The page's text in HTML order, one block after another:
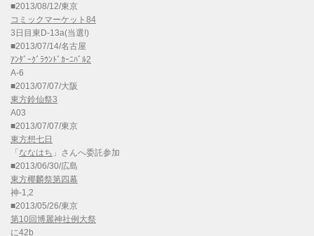
■2013/08/12/東京
コミックマーケット84
3日目東D-13a(当選!)
■2013/07/14/名古屋
ｱﾝﾀﾞｰｸﾞﾗｳﾝﾄﾞｶｰﾆﾊﾞﾙ2
A-6
■2013/07/07/大阪
東方鈴仙祭3
A03
■2013/07/07/東京
東方想七日
「 ななはち 」さんへ委託参加
■2013/06/30/広島
東方椰麟祭第四幕
神-1,2
■2013/05/26/東京
第10回博麗神社例大祭
に42b